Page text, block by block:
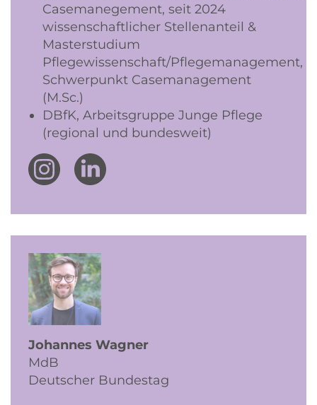
Casemanegement, seit 2024
wissenschaftlicher Stellenanteil &
Masterstudium
Pflegewissenschaft/Pflegemanagement,
Schwerpunkt Casemanagement
(M.Sc.)
DBfK, Arbeitsgruppe Junge Pflege
(regional und bundesweit)
Johannes Wagner
MdB
Deutscher Bundestag